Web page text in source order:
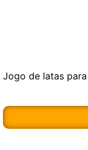
Jogo de latas